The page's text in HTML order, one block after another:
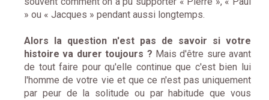
» ou « Jacques » pendant aussi longtemps.
Alors la question n'est pas de savoir si votre
histoire va durer toujours ? Mais d'être sure avant
de tout faire pour qu'elle continue que c'est bien lui
l'homme de votre vie et que ce n'est pas uniquement
par peur de la solitude ou par habitude que vous